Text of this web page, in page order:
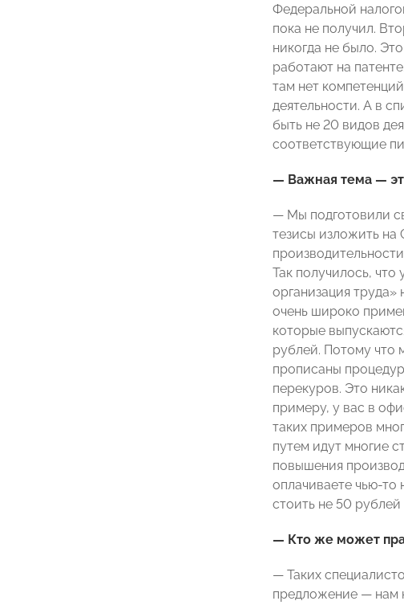
Федеральной
пока не получил.
никогда не было.
работают на
там нет
деятельности. А в
быть не 20 видов
соответствующие
— Важная тема —
— Мы подготовили
тезисы изложить
Так получилось, что
организация
очень широко
которые
рублей. Потому что
прописаны
перекуров. Это
примеру, у вас в
таких примеров
путем идут многие
повышения
оплачиваете чью-то
стоить не 50 рублей
— Кто же может
— Таких
предложение — нам